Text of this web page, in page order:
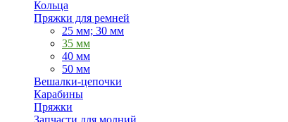
Кольца
Пряжки для ремней
25 мм; 30 мм
35 мм
40 мм
50 мм
Вешалки-цепочки
Карабины
Пряжки
Запчасти для молний